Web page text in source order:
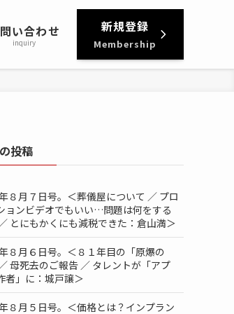
い合わせ
inquiry
新規登録
Membership
投稿
８月７日号。＜葬儀屋について ／ プロ
ョンビデオでもいい…問題は何をする
とにもかくにも減税できた：倉山満＞
８月６日号。＜８１年目の「原爆の
母死去のご報告 ／ タレントが「アプ
者」に：城戸譲＞
８月５日号。＜価格とは？インプラン